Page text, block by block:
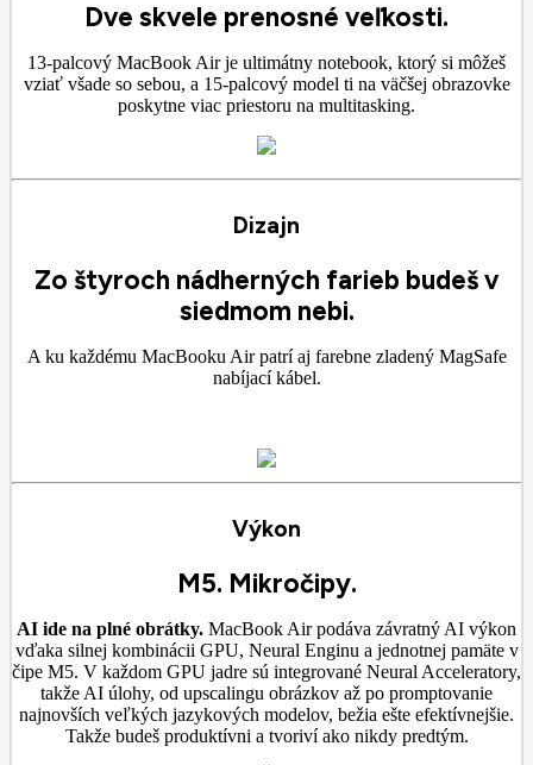
Dve skvele prenosné veľkosti.
13-palcový MacBook Air je ultimátny notebook, ktorý si môžeš
vziať všade so sebou, a 15-palcový model ti na väčšej obrazovke
poskytne viac priestoru na multitasking.
Dizajn
Zo štyroch nádherných farieb budeš v
siedmom nebi.
A ku každému MacBooku Air patrí aj farebne zladený MagSafe
nabíjací kábel.
Výkon
M5. Mikročipy.
AI ide na plné obrátky. MacBook Air podáva závratný AI výkon
vďaka silnej kombinácii GPU, Neural Enginu a jednotnej pamäte v
čipe M5. V každom GPU jadre sú integrované Neural Acceleratory,
takže AI úlohy, od upscalingu obrázkov až po promptovanie
najnovších veľkých jazykových modelov, bežia ešte efektívnejšie.
Takže budeš produktívni a tvoriví ako nikdy predtým.